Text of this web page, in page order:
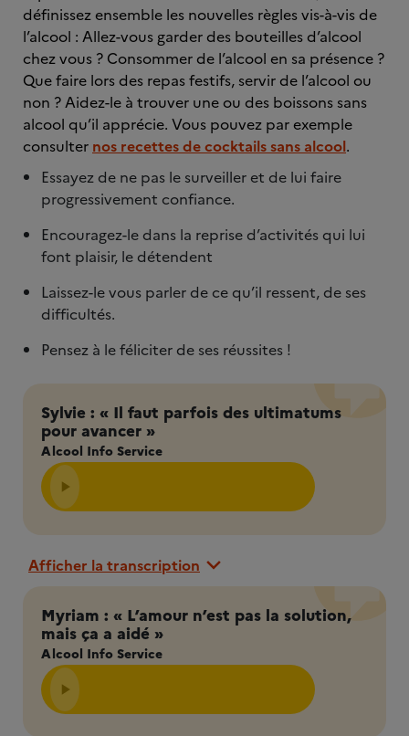
définissez ensemble les nouvelles règles vis-à-vis de
l’alcool : Allez-vous garder des bouteilles d’alcool
chez vous ? Consommer de l’alcool en sa présence ?
Que faire lors des repas festifs, servir de l’alcool ou
non ? Aidez-le à trouver une ou des boissons sans
alcool qu’il apprécie. Vous pouvez par exemple
consulter nos recettes de cocktails sans alcool.
Essayez de ne pas le surveiller et de lui faire
progressivement confiance.
Encouragez-le dans la reprise d’activités qui lui
font plaisir, le détendent
Laissez-le vous parler de ce qu’il ressent, de ses
difficultés.
Pensez à le féliciter de ses réussites !
Sylvie : « Il faut parfois des ultimatums
pour avancer »
Alcool Info Service
Afficher la transcription
Myriam : « L’amour n’est pas la solution,
mais ça a aidé »
Alcool Info Service